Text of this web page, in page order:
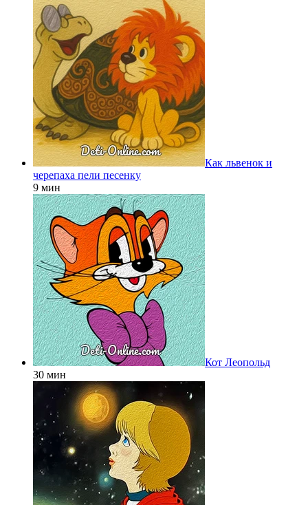
Как львенок и
черепаха пели песенку
9 мин
Кот Леопольд
30 мин